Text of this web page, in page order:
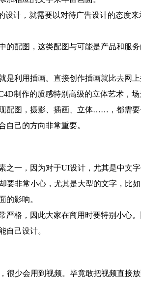
计，就需要以对待广告设计的态度
配图，这类配图与可能是产品和服务
利用插画。直接创作插画就比去网上
制作的质感特别高级的立体艺术，场
图，摄影、插画、立体……，都需要
自己的方向非常重要。
一，因为对于UI设计，尤其是中文字
要非常小心，尤其是大型的文字，比
的影响。
格，因此大家在商用时要特别小心。
自己设计。
少会用到视频。毕竟敢把视频直接放